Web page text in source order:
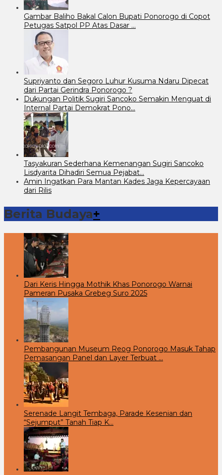
Gambar Baliho Bakal Calon Bupati Ponorogo di Copot
Petugas Satpol PP Atas Dasar …
Supriyanto dan Segoro Luhur Kusuma Ndaru Dipecat
dari Partai Gerindra Ponorogo ?
Dukungan Politik Sugiri Sancoko Semakin Menguat di
Internal Partai Demokrat Pono…
Tasyakuran Sederhana Kemenangan Sugiri Sancoko
Lisdyarita Dihadiri Semua Pejabat…
Amin Ingatkan Para Mantan Kades Jaga Kepercayaan
dari Rilis
Berita Budaya+
Dari Keris Hingga Mothik Khas Ponorogo Warnai
Pameran Pusaka Grebeg Suro 2025
Pembangunan Museum Reog Ponorogo Masuk Tahap
Pemasangan Panel dan Layer Terbuat …
Serenade Langit Tembaga, Parade Kesenian dan
“Sejumput” Tanah Tiap K…